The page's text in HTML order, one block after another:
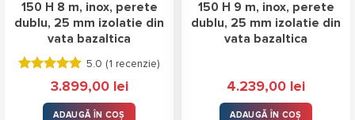
150 H 8 m, inox, perete
dublu, 25 mm izolatie din
vata bazaltica
Evaluat la
stele
din 5
5.0 (1 recenzie)
3.899,00 lei
ADAUGĂ ÎN COȘ
150 H 9 m, inox, perete
dublu, 25 mm izolatie din
vata bazaltica
4.239,00 lei
ADAUGĂ ÎN COȘ